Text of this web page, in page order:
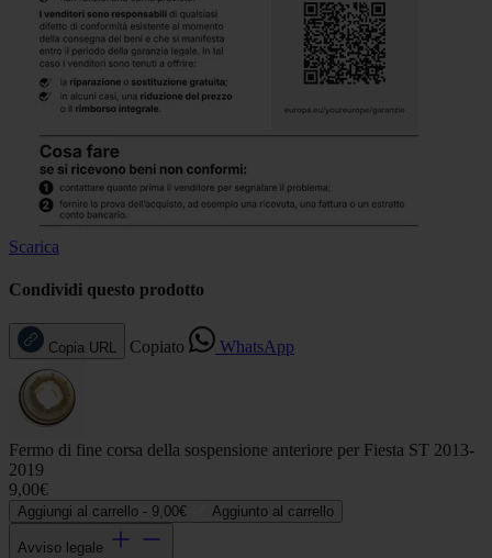
Scarica
Condividi questo prodotto
Copia URL Copiato WhatsApp
Fermo di fine corsa della sospensione anteriore per Fiesta ST 2013-
2019
9,00€
Aggiungi al carrello - 9,00€ Aggiunto al carrello
Avviso legale